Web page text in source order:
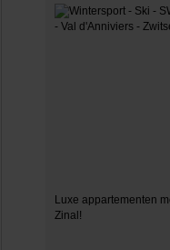
Luxe appartementen
Zinal!